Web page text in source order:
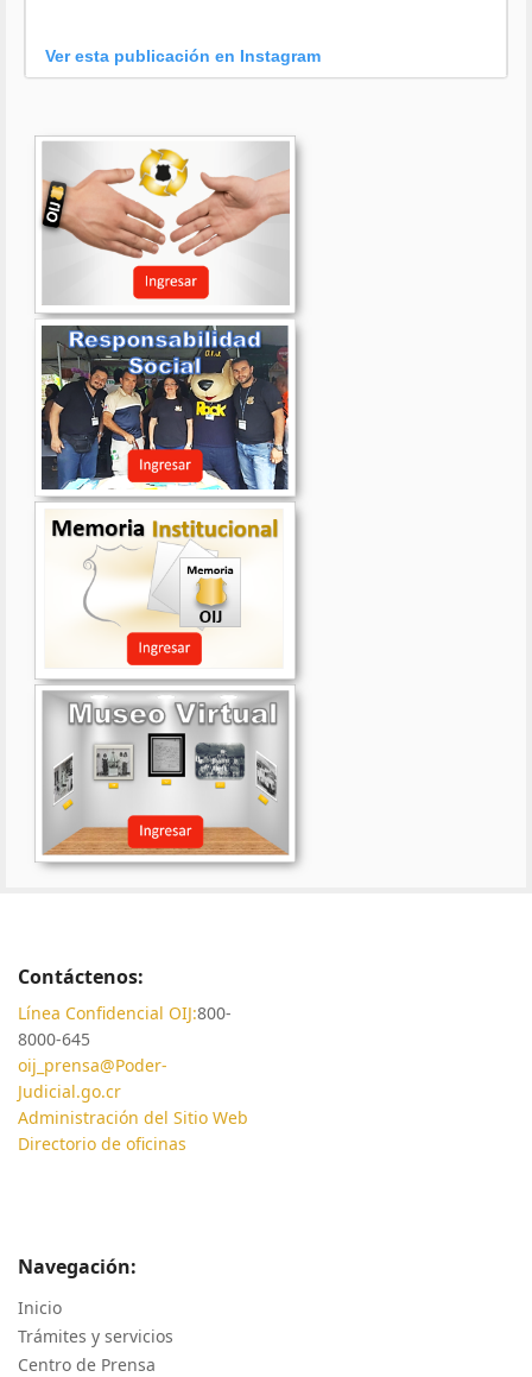
Ver esta publicación en Instagram
Contáctenos:
Línea Confidencial OIJ:800-
8000-645
oij_prensa@Poder-
Judicial.go.cr
Administración del Sitio Web
Directorio de oficinas
Navegación:
Inicio
Trámites y servicios
Centro de Prensa